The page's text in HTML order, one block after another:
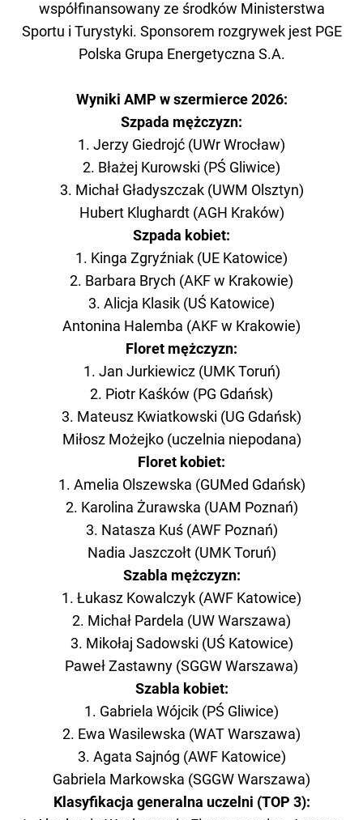
współfinansowany ze środków Ministerstwa
Sportu i Turystyki. Sponsorem rozgrywek jest PGE
Polska Grupa Energetyczna S.A.
Wyniki AMP w szermierce 2026:
Szpada mężczyzn:
1. Jerzy Giedrojć (UWr Wrocław)
2. Błażej Kurowski (PŚ Gliwice)
3. Michał Gładyszczak (UWM Olsztyn)
Hubert Klughardt (AGH Kraków)
Szpada kobiet:
1. Kinga Zgryźniak (UE Katowice)
2. Barbara Brych (AKF w Krakowie)
3. Alicja Klasik (UŚ Katowice)
Antonina Halemba (AKF w Krakowie)
Floret mężczyzn:
1. Jan Jurkiewicz (UMK Toruń)
2. Piotr Kaśków (PG Gdańsk)
3. Mateusz Kwiatkowski (UG Gdańsk)
Miłosz Możejko (uczelnia niepodana)
Floret kobiet:
1. Amelia Olszewska (GUMed Gdańsk)
2. Karolina Żurawska (UAM Poznań)
3. Natasza Kuś (AWF Poznań)
Nadia Jaszczołt (UMK Toruń)
Szabla mężczyzn:
1. Łukasz Kowalczyk (AWF Katowice)
2. Michał Pardela (UW Warszawa)
3. Mikołaj Sadowski (UŚ Katowice)
Paweł Zastawny (SGGW Warszawa)
Szabla kobiet:
1. Gabriela Wójcik (PŚ Gliwice)
2. Ewa Wasilewska (WAT Warszawa)
3. Agata Sajnóg (AWF Katowice)
Gabriela Markowska (SGGW Warszawa)
Klasyfikacja generalna uczelni (TOP 3):